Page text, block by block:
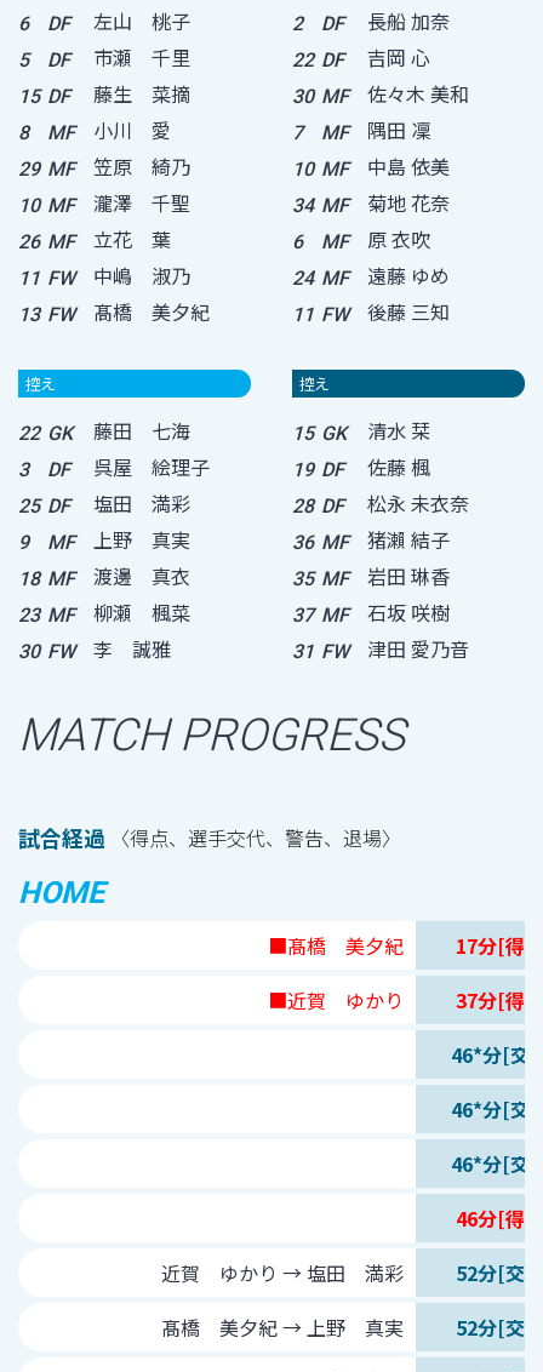
6 DF 左山 桃子
5 DF 市瀬 千里
15 DF 藤生 菜摘
8 MF 小川 愛
29 MF 笠原 綺乃
10 MF 瀧澤 千聖
26 MF 立花 葉
11 FW 中嶋 淑乃
13 FW 髙橋 美夕紀
控え
22 GK 藤田 七海
3 DF 呉屋 絵理子
25 DF 塩田 満彩
9 MF 上野 真実
18 MF 渡邊 真衣
23 MF 柳瀬 楓菜
30 FW 李 誠雅
2 DF 長船 加奈
22 DF 吉岡 心
30 MF 佐々木 美和
7 MF 隅田 凜
10 MF 中島 依美
34 MF 菊地 花奈
6 MF 原 衣吹
24 MF 遠藤 ゆめ
11 FW 後藤 三知
控え
15 GK 清水 栞
19 DF 佐藤 楓
28 DF 松永 未衣奈
36 MF 猪瀨 結子
35 MF 岩田 琳香
37 MF 石坂 咲樹
31 FW 津田 愛乃音
MATCH PROGRESS
試合経過 〈得点、選手交代、警告、退場〉
HOME
■髙橋 美夕紀
17分[得
■近賀 ゆかり
37分[得
46*分[交
46*分[交
46*分[交
46分[得
近賀 ゆかり → 塩田 満彩
52分[交
髙橋 美夕紀 → 上野 真実
52分[交